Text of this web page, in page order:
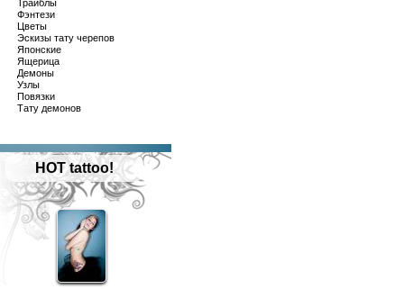
Трайблы
Фэнтези
Цветы
Эскизы тату черепов
Японские
Ящерица
Демоны
Узлы
Повязки
Тату демонов
HOT tattoo!